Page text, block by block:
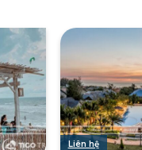
Liên hệ